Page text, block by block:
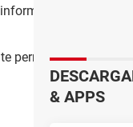
detallada
permiten configurar
& APPS